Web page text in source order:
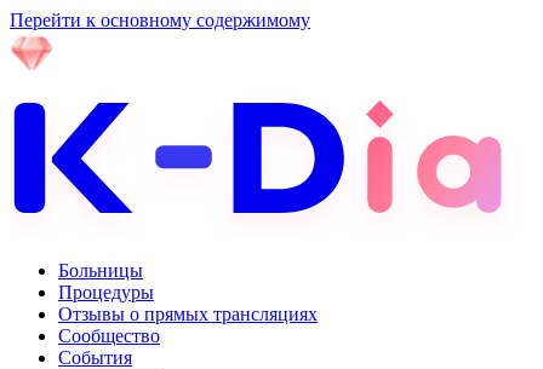
Перейти к основному содержимому
Больницы
Процедуры
Отзывы о прямых трансляциях
Сообщество
События